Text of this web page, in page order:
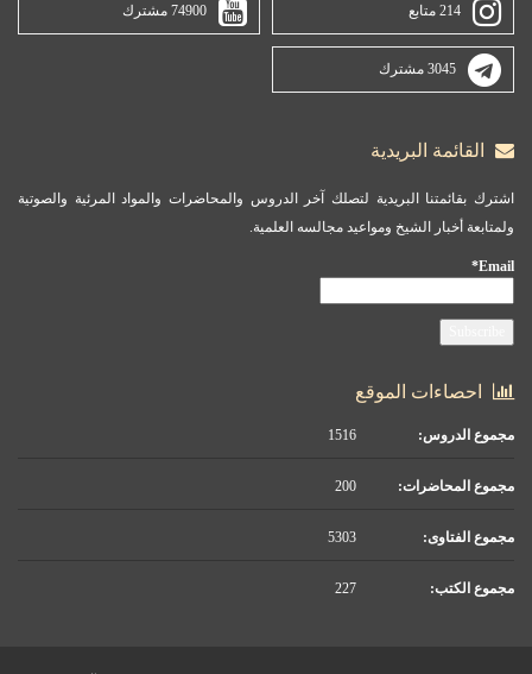
214 متابع 74900 مشترك
3045 مشترك
القائمة البريدية
اشترك بقائمتنا البريدية لتصلك آخر الدروس والمحاضرات والمواد المرئية والصوتية
ولمتابعة أخبار الشيخ ومواعيد مجالسه العلمية.
Email*
احصاءات الموقع
مجموع الدروس:
مجموع المحاضرات:
مجموع الفتاوى:
مجموع الكتب: